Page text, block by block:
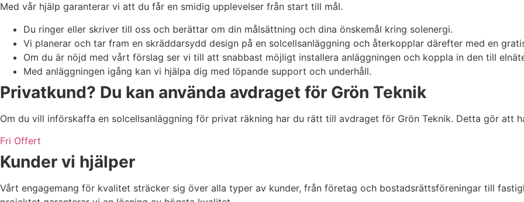
Med vår hjälp garanterar vi att du får en smidig upplevelser från start till mål.
Du ringer eller skriver till oss och berättar om din målsättning och dina önskemål kring solenergi.
Vi planerar och tar fram en skräddarsydd design på en solcellsanläggning och återkopplar därefter med en
Om du är nöjd med vårt förslag ser vi till att snabbast möjligt installera anläggningen och koppla in den till
Med anläggningen igång kan vi hjälpa dig med löpande support och underhåll.
Privatkund? Du kan använda avdraget för Grön Teknik
Om du vill införskaffa en solcellsanläggning för privat räkning har du rätt till avdraget för Grön Teknik. Detta gör att
Fri Offert
Kunder vi hjälper
Vårt engagemang för kvalitet sträcker sig över alla typer av kunder, från företag och bostadsrättsföreningar till